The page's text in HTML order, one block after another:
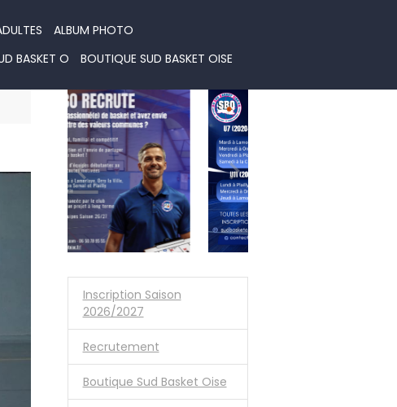
ALBUM PHOTO
BASKET O
BOUTIQUE SUD BASKET OISE
Inscription Saison
2026/2027
Recrutement
Boutique Sud Basket Oise